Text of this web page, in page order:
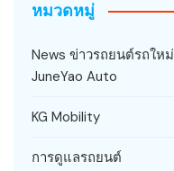
หมวดหมู่
News ข่าวรถยนต์รถใหม่
JuneYao Auto
KG Mobility
การดูแลรถยนต์